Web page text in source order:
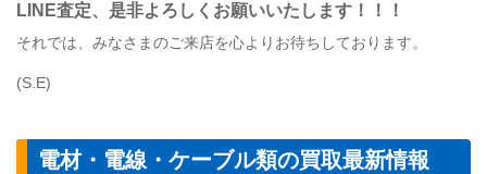
LINE査定、是非よろしくお願いいたします！！！
それでは、みなさまのご来店を心よりお待ちしております。
(S.E)
電材・電線・ケーブル類の買取最新情報